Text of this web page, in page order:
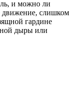
и можно ли
движение, слишком
гардине
дыры или